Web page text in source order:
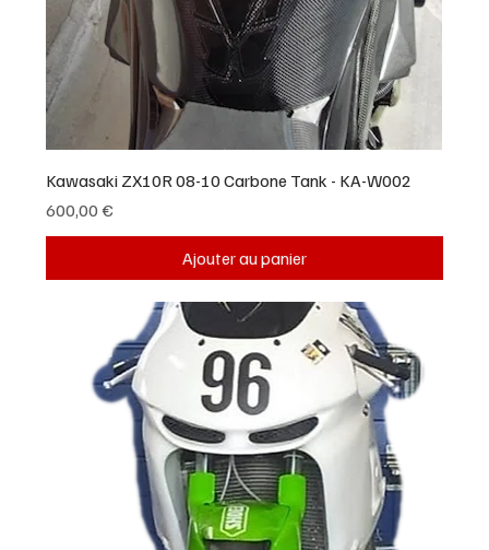
Kawasaki ZX10R 08-10 Carbone Tank - KA-W002
Prix
600,00 €
Ajouter au panier